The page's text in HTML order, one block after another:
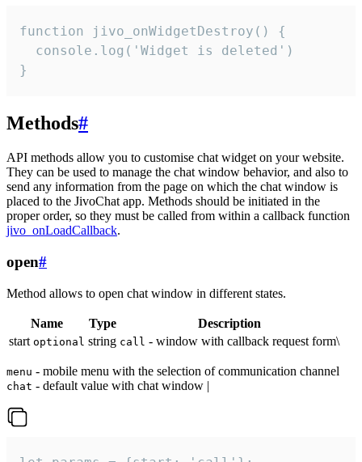
function jivo_onWidgetDestroy() {
  console.log('Widget is deleted')
}
Methods#
API methods allow you to customise chat widget on your website.
They can be used to manage the chat window behavior, and also to
send any information from the page on which the chat window is
placed to the JivoChat app. Methods should be initiated in the
proper order, so they must be called from within a callback function
jivo_onLoadCallback.
open#
Method allows to open chat window in different states.
Name Type
Description
start optional string call - window with callback request form\
menu - mobile menu with the selection of communication channel
chat - default value with chat window |